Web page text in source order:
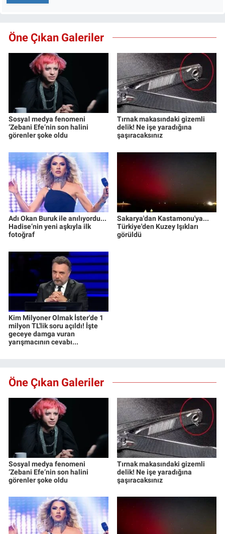
Öne Çıkan Galeriler
Sosyal medya fenomeni
‘Zebani Efe’nin son halini
görenler şoke oldu
Tırnak makasındaki gizemli
delik! Ne işe yaradığına
şaşıracaksınız
Adı Okan Buruk ile anılıyordu...
Hadise’nin yeni aşkıyla ilk
fotoğraf
Sakarya'dan Kastamonu'ya...
Türkiye'den Kuzey Işıkları
görüldü
Kim Milyoner Olmak İster'de 1
milyon TL'lik soru açıldı! İşte
geceye damga vuran
yarışmacının cevabı...
Öne Çıkan Galeriler
Sosyal medya fenomeni
‘Zebani Efe’nin son halini
görenler şoke oldu
Tırnak makasındaki gizemli
delik! Ne işe yaradığına
şaşıracaksınız